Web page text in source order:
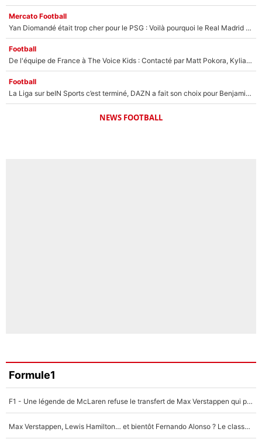
Mercato Football
Yan Diomandé était trop cher pour le PSG : Voilà pourquoi le Real Madrid a accepté de payer la somme record de 140M€ pour boucler son transfert !
Football
De l'équipe de France à The Voice Kids : Contacté par Matt Pokora, Kylian Mbappé a accepté de jouer un rôle inédit sur TF1 !
Football
La Liga sur beIN Sports c’est terminé, DAZN a fait son choix pour Benjamin Da Silva et Omar Da Fonseca !
NEWS FOOTBALL
Formule1
F1 - Une légende de McLaren refuse le transfert de Max Verstappen qui pourrait «faire des vagues» et plomber l'ambiance dans l'équipe
Max Verstappen, Lewis Hamilton… et bientôt Fernando Alonso ? Le classement des pilotes les mieux payés en Formule 1 risque de changer !